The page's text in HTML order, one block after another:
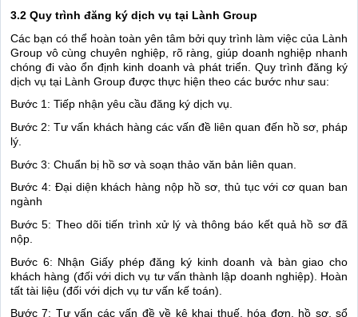
3.2 Quy trình đăng ký dịch vụ tại Lành Group
Các bạn có thể hoàn toàn yên tâm bởi quy trình làm việc của Lành
Group vô cùng chuyên nghiệp, rõ ràng, giúp doanh nghiệp nhanh
chóng đi vào ổn định kinh doanh và phát triển. Quy trình đăng ký
dịch vụ tại Lành Group được thực hiện theo các bước như sau:
Bước 1: Tiếp nhận yêu cầu đăng ký dịch vụ.
Bước 2: Tư vấn khách hàng các vấn đề liên quan đến hồ sơ, pháp
lý.
Bước 3: Chuẩn bị hồ sơ và soạn thảo văn bản liên quan.
Bước 4: Đại diện khách hàng nộp hồ sơ, thủ tục với cơ quan ban
ngành
Bước 5: Theo dõi tiến trình xử lý và thông báo kết quả hồ sơ đã
nộp.
Bước 6: Nhận Giấy phép đăng ký kinh doanh và bàn giao cho
khách hàng (đối với dich vụ tư vấn thành lập doanh nghiệp). Hoàn
tất tài liệu (đối với dịch vụ tư vấn kế toán).
Bước 7: Tư vấn các vấn đề về kê khai thuế, hóa đơn, hồ sơ, sổ